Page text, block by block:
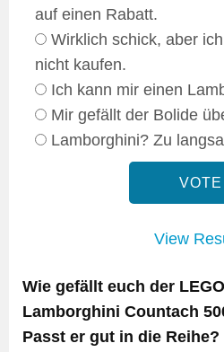
auf einen Rabatt.
Wirklich schick, aber
nicht kaufen.
Ich kann mir einen
Mir gefällt der Bolide
Lamborghini? Zu
View
Wie gefällt euch der
Lamborghini Countach
Passt er gut in die